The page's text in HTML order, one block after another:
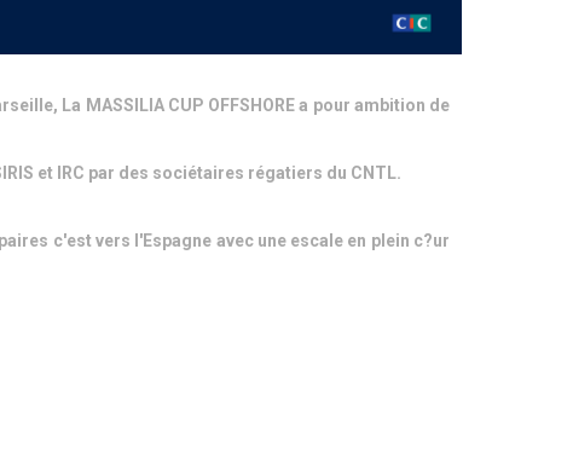
La MASSILIA CUP OFFSHORE a pour ambition de
et IRC par des sociétaires régatiers du CNTL.
c'est vers l'Espagne avec une escale en plein c?ur